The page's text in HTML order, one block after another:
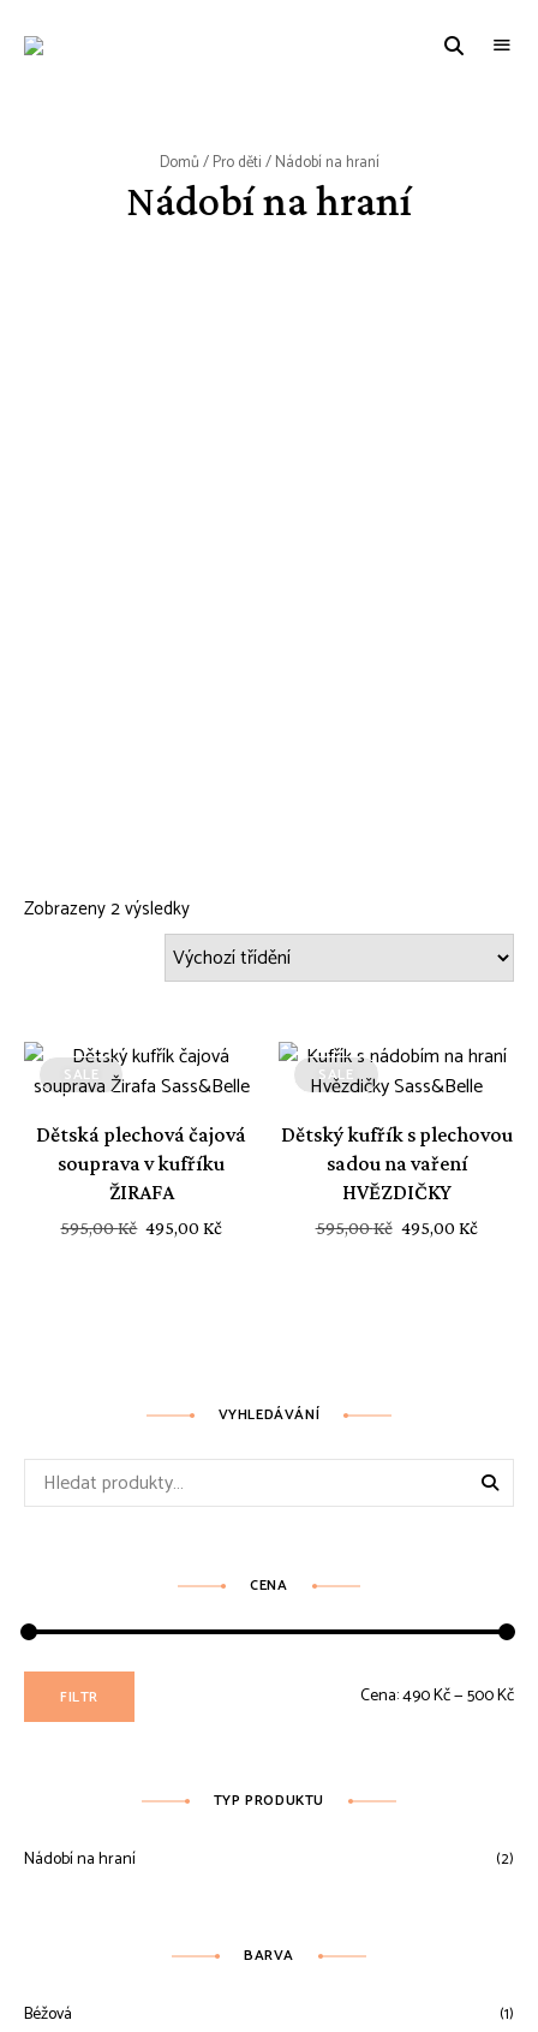
WWW.VUNE-
Food
Domů/Pro děti/ Nádobí na hraní
Nádobí na hraní
Zobrazeny 2 výsledky
SALE
Dětská plechová čajová
souprava v kufříku
ŽIRAFA
595,00Kč Původní
495,00KčAktuální
SALE
Dětský kufřík s plechovou
sadou na vaření
HVĚZDIČKY
595,00Kč Původní
495,00 Kč
VYHLEDÁVÁNÍ
Hledat:
CENA
FILTR Cena:490 Kč—500 Kč
TYP PRODUKTU
Nádobí na hraní (2)
BARVA
Béžová (1)